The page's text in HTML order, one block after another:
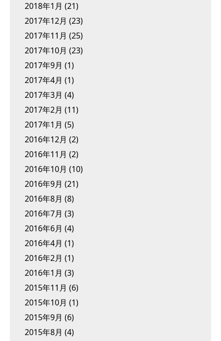
2018年1月 (21)
2017年12月 (23)
2017年11月 (25)
2017年10月 (23)
2017年9月 (1)
2017年4月 (1)
2017年3月 (4)
2017年2月 (11)
2017年1月 (5)
2016年12月 (2)
2016年11月 (2)
2016年10月 (10)
2016年9月 (21)
2016年8月 (8)
2016年7月 (3)
2016年6月 (4)
2016年4月 (1)
2016年2月 (1)
2016年1月 (3)
2015年11月 (6)
2015年10月 (1)
2015年9月 (6)
2015年8月 (4)